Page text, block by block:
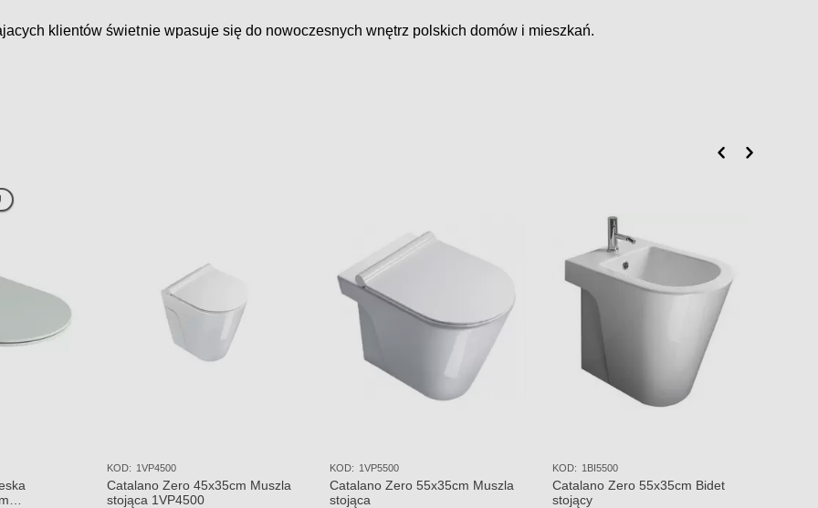
klientów świetnie wpasuje się do nowoczesnych wnętrz polskich domów i mieszkań.
KOD: 1VP4500
Catalano Zero 45x35cm Muszla
stojąca 1VP4500
KOD: 1VP5500
Catalano Zero 55x35cm Muszla
stojąca
KOD: 1BI5500
Catalano Zero 55x35cm Bidet
stojący